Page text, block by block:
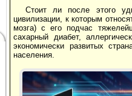
Стоит ли после этого
цивилизации, к которым
мозга) с его подчас
сахарный диабет,
экономически развитых
населения.